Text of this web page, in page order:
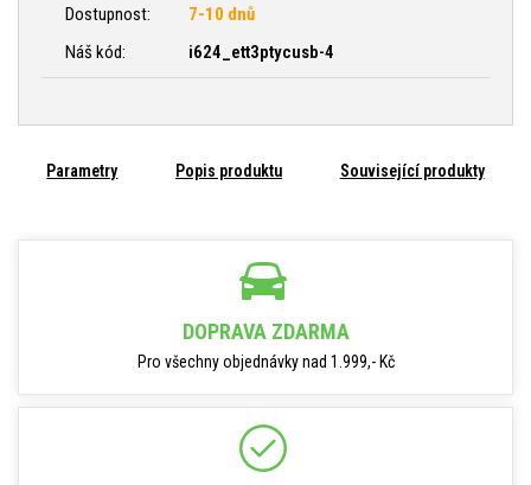
Dostupnost:
7-10 dnů
Náš kód:
i624_ett3ptycusb-4
Parametry Popis produktu Související produkty
DOPRAVA ZDARMA
Pro všechny objednávky nad 1.999,- Kč